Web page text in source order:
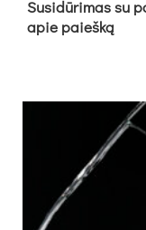
Su­si­dū­ri­mas su
apie paieš­ką